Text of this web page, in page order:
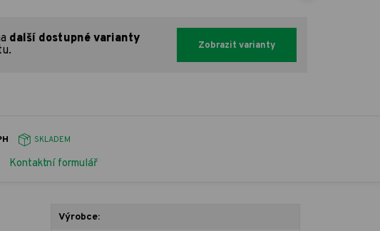
další dostupné varianty
Zobrazit varianty
SKLADEM
Kontaktní formulář
Výrobce: